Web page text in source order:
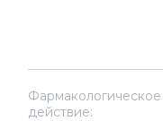
Фармакологическое
действие: